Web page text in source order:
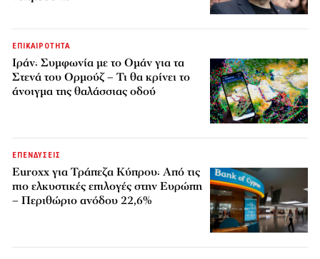
ΕΠΙΚΑΙΡΟΤΗΤΑ
Ιράν: Συμφωνία με το Ομάν για τα
Στενά του Ορμούζ – Τι θα κρίνει το
άνοιγμα της θαλάσσιας οδού
ΕΠΕΝΔΥΣΕΙΣ
Euroxx για Τράπεζα Κύπρου: Από τις
πιο ελκυστικές επιλογές στην Ευρώπη
– Περιθώριο ανόδου 22,6%